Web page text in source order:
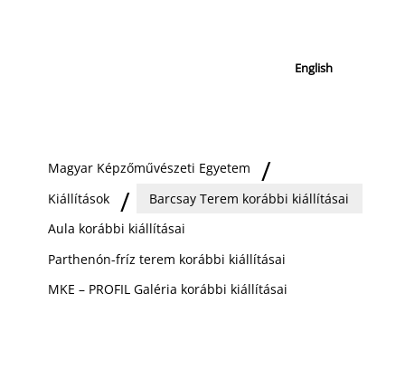
English
Magyar Képzőművészeti Egyetem
Kiállítások
Barcsay Terem korábbi kiállításai
Aula korábbi kiállításai
Parthenón-fríz terem korábbi kiállításai
MKE – PROFIL Galéria korábbi kiállításai